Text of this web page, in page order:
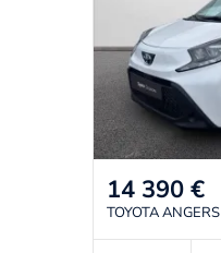
14 390 €
TOYOTA ANGERS